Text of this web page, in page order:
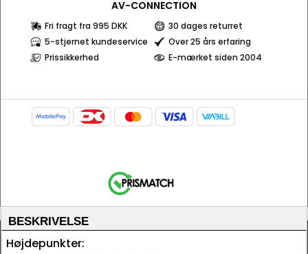
AV-CONNECTION
Fri fragt fra 995 DKK
30 dages returret
5-stjernet kundeservice
Over 25 års erfaring
Prissikkerhed
E-mærket siden 2004
BESKRIVELSE
Højdepunkter: